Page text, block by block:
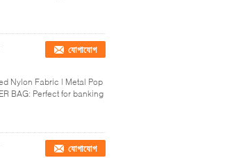
যোগাযোগ
Nylon Fabric | Metal Pop
BAG: Perfect for banking
যোগাযোগ